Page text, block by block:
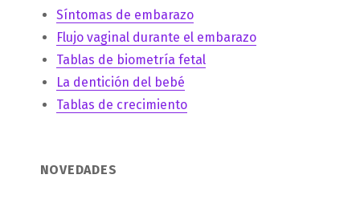
Síntomas de embarazo
Flujo vaginal durante el embarazo
Tablas de biometría fetal
La dentición del bebé
Tablas de crecimiento
NOVEDADES